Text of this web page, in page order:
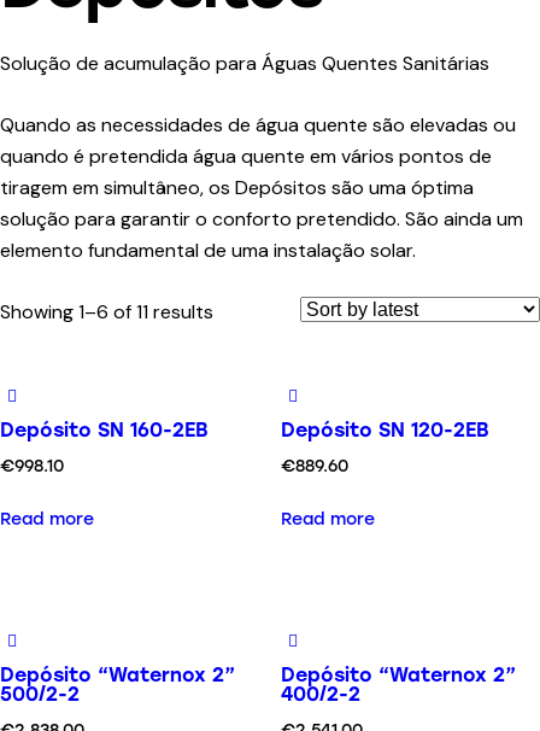
Solução de acumulação para Águas Quentes Sanitárias
Quando as necessidades de água quente são elevadas ou
quando é pretendida água quente em vários pontos de
tiragem em simultâneo, os Depósitos são uma óptima
solução para garantir o conforto pretendido. São ainda um
elemento fundamental de uma instalação solar.
Showing 1–6 of 11 results
Depósito SN 160-2EB
€998.10
Read more
Depósito SN 120-2EB
€889.60
Read more
Depósito “Waternox 2”
500/2-2
Depósito “Waternox 2”
400/2-2